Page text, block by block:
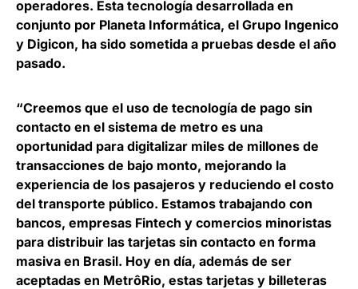
operadores. Esta tecnología desarrollada en
conjunto por Planeta Informática, el Grupo Ingenico
y Digicon, ha sido sometida a pruebas desde el año
pasado.
“Creemos que el uso de tecnología de pago sin
contacto en el sistema de metro es una
oportunidad para digitalizar miles de millones de
transacciones de bajo monto, mejorando la
experiencia de los pasajeros y reduciendo el costo
del transporte público. Estamos trabajando con
bancos, empresas Fintech y comercios minoristas
para distribuir las tarjetas sin contacto en forma
masiva en Brasil. Hoy en día, además de ser
aceptadas en MetrôRio, estas tarjetas y billeteras